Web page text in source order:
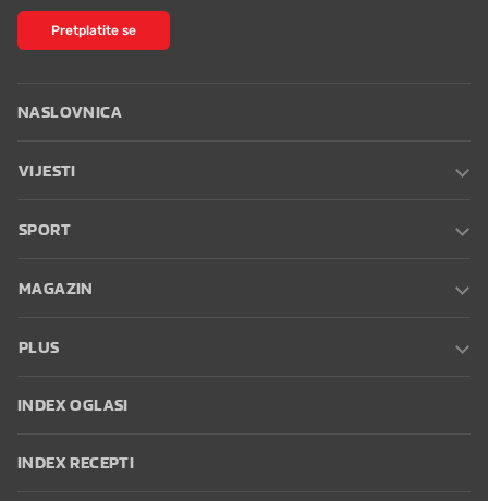
Pretplatite se
NASLOVNICA
VIJESTI
SPORT
MAGAZIN
PLUS
INDEX OGLASI
INDEX RECEPTI